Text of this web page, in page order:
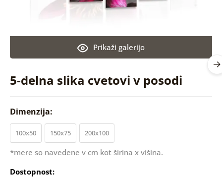
5-delna slika cvetovi v posodi
Prikaži galerijo
Dimenzija:
100x50 150x75 200x100
*mere so navedene v cm kot širina x višina.
Dostopnost: